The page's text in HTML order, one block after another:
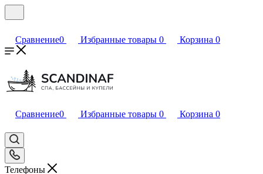
Сравнение0 Избранные товары 0 Корзина 0
Сравнение0 Избранные товары 0 Корзина 0
Телефоны